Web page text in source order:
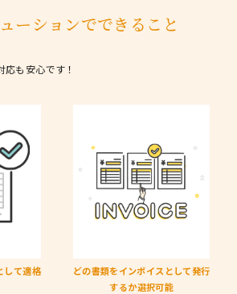
ーションでできること
も安心です！
して適格
どの書類をインボイスとして発行
するか選択可能